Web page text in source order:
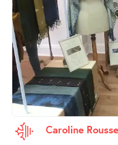
Caroline